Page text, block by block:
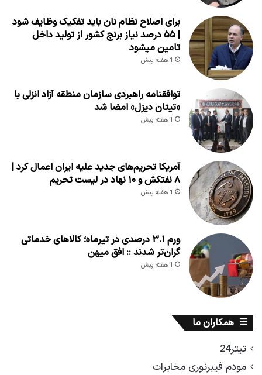
برای اصلاح نظام نان باید تفکیک وظایف شود
| ۵۵ درصد نیاز برنج کشور از تولید داخل
تامین میشود
1 هفته پیش
توافقنامه راهبردی سازمان منطقه آزاد انزلی با
«تیتان دیزل» امضا شد
1 هفته پیش
آمریکا تحریم‌های جدید علیه ایران اعمال کرد |
۸ نفتکش و ۱۰ نهاد در لیست تحریم
1 هفته پیش
ورم ۳.۱ درصدی در تیرماه؛ کالاهای خدماتی
گران‌تر شدند :: افق میهن
1 هفته پیش
همکاران ما
تیتر24
مودم فیبرنوری مخابرات